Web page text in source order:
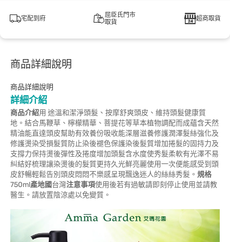
宅配到府
屈臣氏門市
取貨
超商取貨
商品詳細說明
商品詳細說明
詳細介紹
商品介紹用 途溫和潔淨頭髮、按摩舒爽頭皮、維持頭髮健康質
地。結合馬鞭草、檸檬精華、菩提花等草本植物調配而成蘊含天然
精油能直達頭皮幫助有效養份吸收能深層滋養修護潤澤髮絲強化及
修護燙染受損髮質防止染後褪色保護染後髮質增加捲髮的固持力及
支撐力保持燙後彈性及捲度增加頭髮含水度使秀髮柔軟有光澤不易
糾結好梳理讓染燙後的髮質更持久光鮮亮麗使用一次便能感受到頭
皮舒暢輕鬆告別頭皮悶悶不樂感呈現飄逸迷人的絲絲秀髮。 規格
750ml產地國台灣注意事項使用後若有過敏請即刻停止使用並請教
醫生。請放置陰涼處以免變質。